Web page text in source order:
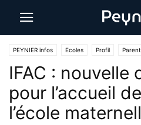
PEYNIER infos Ecoles Profil Parent
IFAC : nouvelle
pour l’accueil
l’école